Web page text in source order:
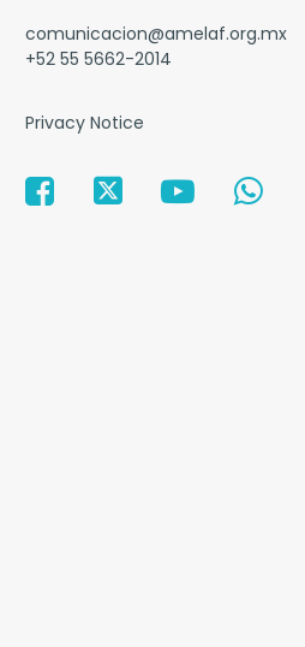
comunicacion@amelaf.org.mx
+52 55 5662-2014
Privacy Notice